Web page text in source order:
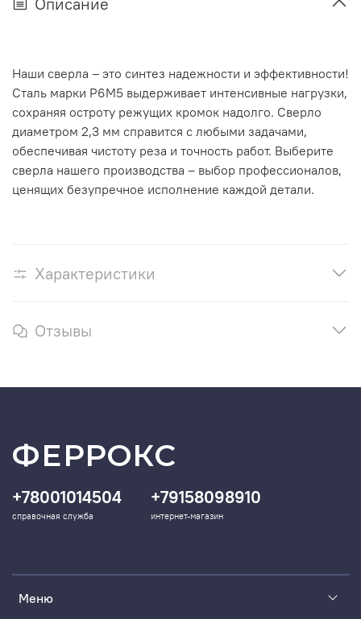
Наши сверла – это синтез надежности и эффективности!
Сталь марки Р6М5 выдерживает интенсивные нагрузки,
сохраняя остроту режущих кромок надолго. Сверло
диаметром 2,3 мм справится с любыми задачами,
обеспечивая чистоту реза и точность работ. Выберите
сверла нашего производства – выбор профессионалов,
ценящих безупречное исполнение каждой детали.
Характеристики
Отзывы
Меню
+78001014504
справочная служба
+79158098910
интернет-магазин
ФЕРРОКС